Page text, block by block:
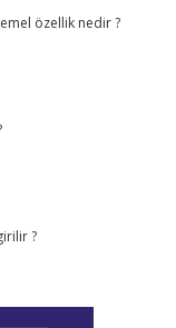
özellik nedir ?
?